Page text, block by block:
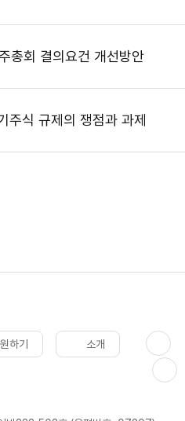
총회 결의요건 개선방안
주식 규제의 쟁점과 과제
하기 소개